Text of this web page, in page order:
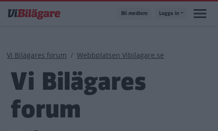
till
Bli medlem Logga in
Länkstig
Vi Bilägares forum Webbplatsen Vibilagare.se
Vi Bilägares
forum